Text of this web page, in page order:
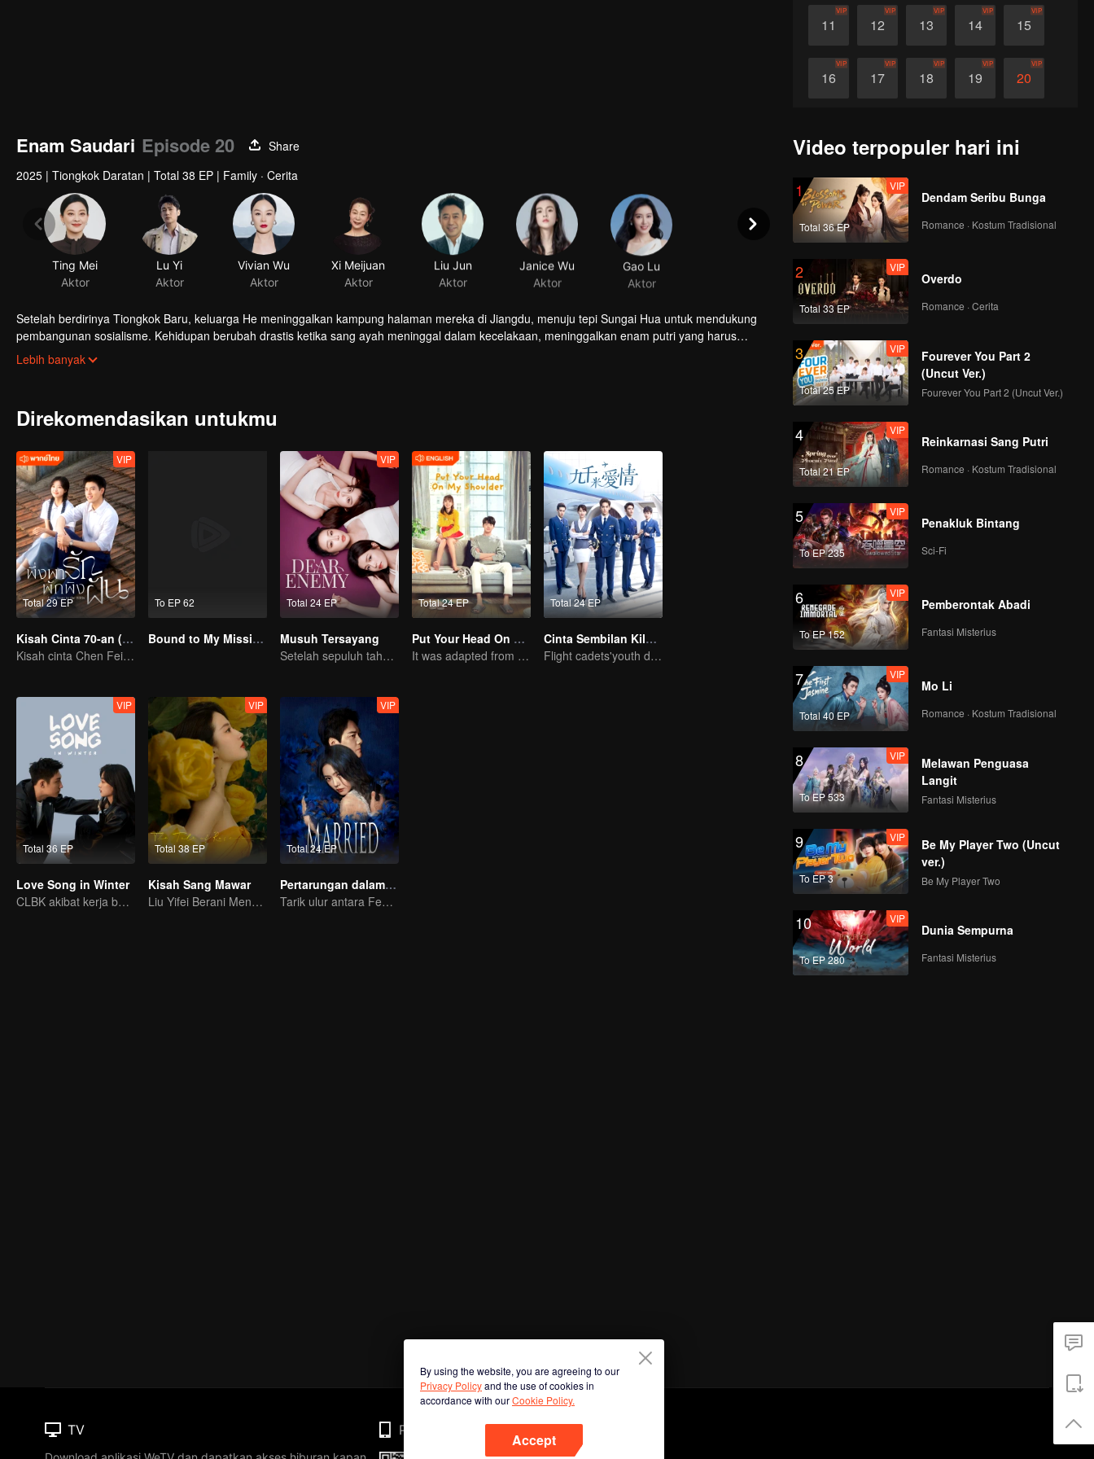
11
VIP
12
VIP
13
VIP
14
VIP
15
VIP
16
VIP
17
VIP
18
VIP
19
VIP
20
VIP
26 27
Enam Saudari Episode 20
Share
2025 | Tiongkok Daratan | Total 38 EP | Family · Cerita
Ting Mei
Aktor
Lu Yi
Aktor
Vivian Wu
Aktor
Xi Meijuan
Aktor
Liu Jun
Aktor
Janice Wu
Aktor
Gao Lu
Aktor
Setelah berdirinya Tiongkok Baru, keluarga He meninggalkan kampung halaman mereka di Jiangdu, menuju tepi Sungai Hua untuk mendukung
pembangunan sosialisme. Kehidupan berubah drastis ketika sang ayah meninggal dalam kecelakaan, meninggalkan enam putri yang harus
menghadapi kehidupan bersama. Bagaimana mereka bertahan di tengah kerasnya kehidupan?
Lebih banyak
Direkomendasikan untukmu
Total 29 EP
VIP
Kisah Cinta 70-an (Thai Ver.)
Kisah cinta Chen Feiyu & Sun Qian nan romantis
To EP 62
Bound to My Missing Wife
Total 24 EP
VIP
Musuh Tersayang
Setelah sepuluh tahun, sahabat sejoli ini bertemu kembali..
Total 24 EP
Put Your Head On My Shoulder (Eng Dub)
It was adapted from the same series of novels as "A Love so Beautiful"
Total 24 EP
Cinta Sembilan Kilometer
Flight cadets'youth dream-driven journey
Total 36 EP
VIP
Love Song in Winter
CLBK akibat kerja bareng mantan
Total 38 EP
VIP
Kisah Sang Mawar
Liu Yifei Berani Mengejar Cinta
Total 24 EP
VIP
Pertarungan dalam Perkawinan
Tarik ulur antara Feng Shaofeng & Cai Wenjing
Video terpopuler hari ini
1
Total 36 EP
VIP
Dendam Seribu Bunga
Romance · Kostum Tradisional
2
Total 33 EP
VIP
Overdo
Romance · Cerita
3
Total 25 EP
VIP
Fourever You Part 2
(Uncut Ver.)
Fourever You Part 2 (Uncut Ver.)
4
Total 21 EP
VIP
Reinkarnasi Sang Putri
Romance · Kostum Tradisional
5
To EP 235
VIP
Penakluk Bintang
Sci-Fi
6
To EP 152
VIP
Pemberontak Abadi
Fantasi Misterius
7
Total 40 EP
VIP
Mo Li
Romance · Kostum Tradisional
8
To EP 533
VIP
Melawan Penguasa
Langit
Fantasi Misterius
9
To EP 3
VIP
Be My Player Two (Uncut
ver.)
Be My Player Two
10
To EP 280
VIP
Dunia Sempurna
Fantasi Misterius
By using the website, you are agreeing to our
Privacy Policyand the use of cookies in
accordance with ourCookie Policy.
Accept
TV Phone